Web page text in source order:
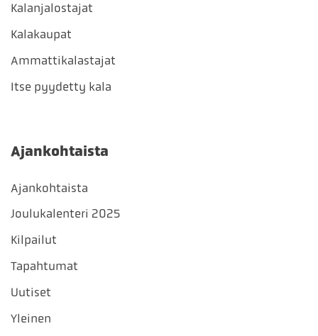
Kalanjalostajat
Kalakaupat
Ammattikalastajat
Itse pyydetty kala
Ajankohtaista
Ajankohtaista
Joulukalenteri 2025
Kilpailut
Tapahtumat
Uutiset
Yleinen